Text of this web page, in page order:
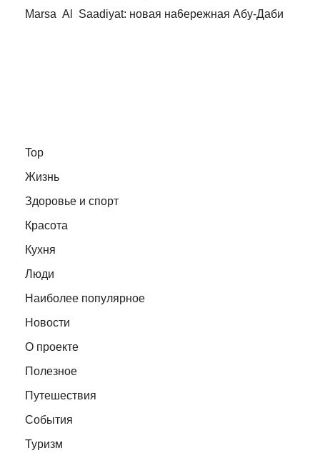
Marsa Al Saadiyat: новая на6ережная Абу-Даби
Top
Жизнь
Здоровье и спорт
Красота
Кухня
Люди
Наиболее популярное
Новости
О проекте
Полезное
Путешествия
События
Туризм